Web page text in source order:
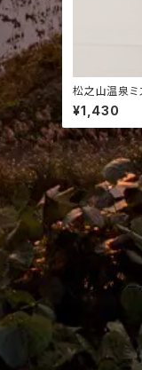
松之山温泉ミ
無添加化粧
¥1,430
プライバシー